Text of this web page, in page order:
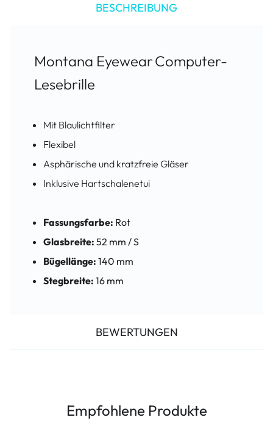
BESCHREIBUNG
Montana EyewearComputer-
Lesebrille
Mit Blaulichtfilter
Flexibel
Asphärische und kratzfreie Gläser
Inklusive Hartschalenetui
Fassungsfarbe: Rot
Glasbreite: 52 mm / S
Bügellänge: 140 mm
Stegbreite: 16 mm
BEWERTUNGEN
Empfohlene Produkte